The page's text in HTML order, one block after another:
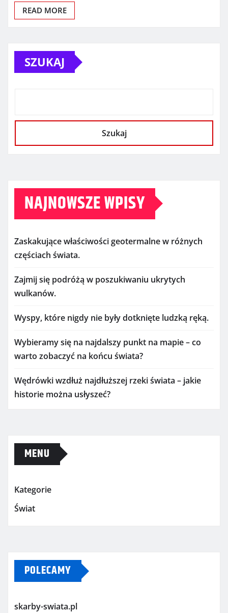
READ MORE
SZUKAJ
Szukaj
NAJNOWSZE WPISY
Zaskakujące właściwości geotermalne w różnych
częściach świata.
Zajmij się podróżą w poszukiwaniu ukrytych
wulkanów.
Wyspy, które nigdy nie były dotknięte ludzką ręką.
Wybieramy się na najdalszy punkt na mapie – co
warto zobaczyć na końcu świata?
Wędrówki wzdłuż najdłuższej rzeki świata – jakie
historie można usłyszeć?
MENU
Kategorie
Świat
POLECAMY
skarby-swiata.pl